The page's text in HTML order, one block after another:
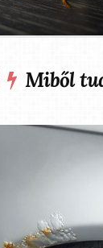
Miből